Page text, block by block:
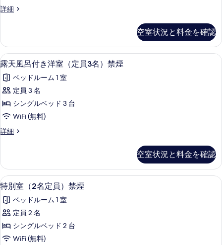
す
4
禁
煙
の
す
べ
て
の
写
表
示
す
る
詳細
角
室
（定
員
名）
禁
の
詳
空室状況と料金を確認
露
天
風
呂
付
洋
（定
員
3
名）
禁
煙
の
露天風呂付き洋室（定員3名）禁煙 |
6
露天風呂付き洋室（定員3名）禁煙
ベッドルーム 1 室
定員 3 名
シングルベッド 3 台
WiFi (無料)
詳細
露
付
き
洋
（定
員
名）
禁
空室状況と料金を確認
特
別
室
（2
名
特別室（2名定員）禁煙 | ミニバー、
6
特別室（2名定員）禁煙
ベッドルーム 1 室
定員 2 名
シングルベッド 2 台
WiFi (無料)